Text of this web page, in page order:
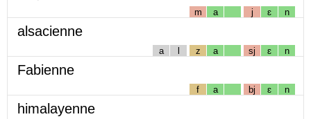
m a j ɛ n
alsacienne
a l z a sj ɛ n
Fabienne
f a bj ɛ n
himalayenne